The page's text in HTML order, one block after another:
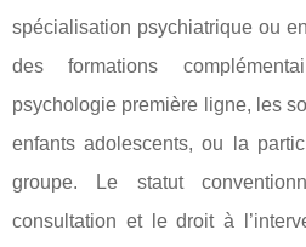
spécialisation psychiatrique ou
des formations
psychologie première ligne, les
enfants adolescents, ou la
groupe. Le statut
consultation et le droit à